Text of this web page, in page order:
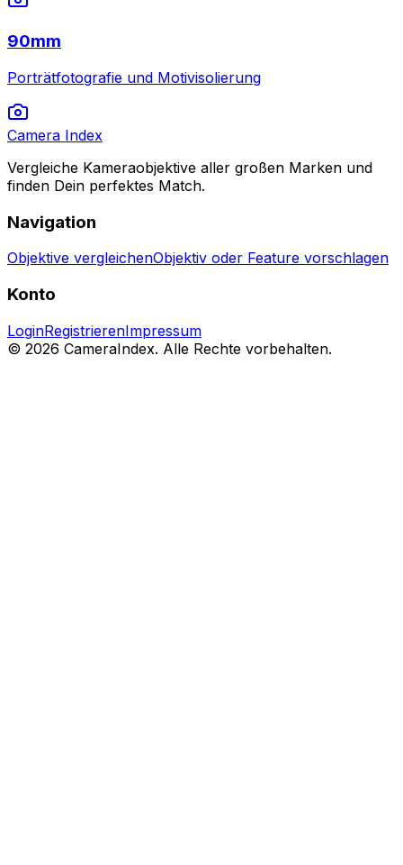
90mm
Porträtfotografie und Motivisolierung
Camera Index
Vergleiche Kameraobjektive aller großen Marken und
finden Dein perfektes Match.
Navigation
Objektive vergleichenObjektiv oder Feature vorschlagen
Konto
LoginRegistrierenImpressum
© 2026 CameraIndex. Alle Rechte vorbehalten.